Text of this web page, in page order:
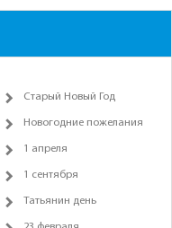
Старый Новый Год
Новогодние пожелания
1 апреля
1 сентября
Татьянин день